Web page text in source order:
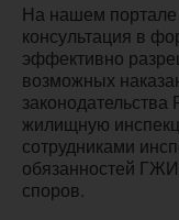
На нашем
консультация в
эффективно
возможных
жилищную
сотрудниками
обязанностей
споров.